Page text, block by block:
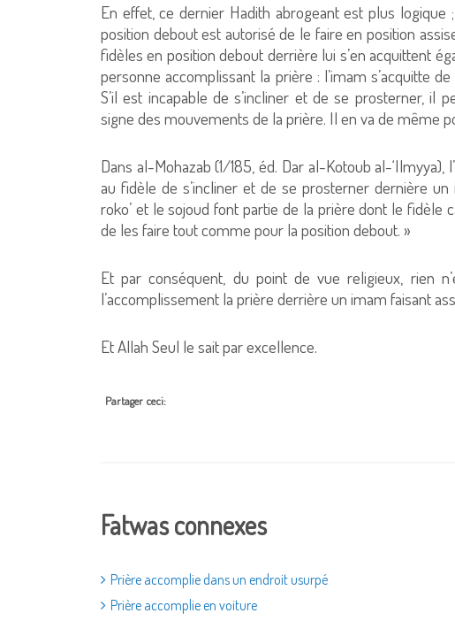
En effet, ce dernier Hadith abrogeant est plus logique
position debout est autorisé de le faire en position
fidèles en position debout derrière lui s’en acquittent
personne accomplissant la prière : l’imam s’acquitte
S’il est incapable de s’incliner et de se prosterner, il
signe des mouvements de la prière. Il en va de même
Dans al-Mohazab (1/185, éd. Dar al-Kotoub al-
au fidèle de s’incliner et de se prosterner dernière
roko’ et le sojoud font partie de la prière dont le fidèle
de les faire tout comme pour la position debout. »
Et par conséquent, du point de vue religieux, rien
l’accomplissement la prière derrière un imam faisant
Et Allah Seul le sait par excellence.
Partager ceci:
Fatwas connexes
Prière accomplie dans un endroit usurpé
Prière accomplie en voiture